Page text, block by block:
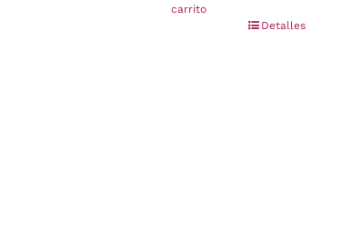
carrito
Detalles